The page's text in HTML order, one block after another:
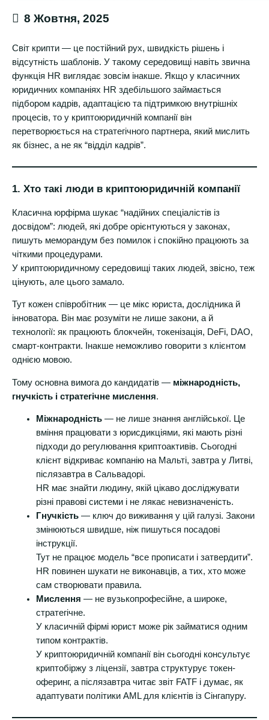
8 Жовтня, 2025
Світ крипти — це постійний рух, швидкість рішень і
відсутність шаблонів. У такому середовищі навіть звична
функція HR виглядає зовсім інакше. Якщо у класичних
юридичних компаніях HR здебільшого займається
підбором кадрів, адаптацією та підтримкою внутрішніх
процесів, то у криптоюридичній компанії він
перетворюється на стратегічного партнера, який мислить
як бізнес, а не як “відділ кадрів”.
1. Хто такі люди в криптоюридичній компанії
Класична юрфірма шукає “надійних спеціалістів із
досвідом”: людей, які добре орієнтуються у законах,
пишуть меморандум без помилок і спокійно працюють за
чіткими процедурами.
У криптоюридичному середовищі таких людей, звісно, теж
цінують, але цього замало.
Тут кожен співробітник — це мікс юриста, дослідника й
інноватора. Він має розуміти не лише закони, а й
технології: як працюють блокчейн, токенізація, DeFi, DAO,
смарт-контракти. Інакше неможливо говорити з клієнтом
однією мовою.
Тому основна вимога до кандидатів — міжнародність,
гнучкість і стратегічне мислення.
Міжнародність — не лише знання англійської. Це
вміння працювати з юрисдикціями, які мають різні
підходи до регулювання криптоактивів. Сьогодні
клієнт відкриває компанію на Мальті, завтра у Литві,
післязавтра в Сальвадорі.
HR має знайти людину, якій цікаво досліджувати
різні правові системи і не лякає невизначеність.
Гнучкість — ключ до виживання у цій галузі. Закони
змінюються швидше, ніж пишуться посадові
інструкції.
Тут не працює модель “все прописати і затвердити”.
HR повинен шукати не виконавців, а тих, хто може
сам створювати правила.
Мислення — не вузькопрофесійне, а широке,
стратегічне.
У класичній фірмі юрист може рік займатися одним
типом контрактів.
У криптоюридичній компанії він сьогодні консультує
криптобіржу з ліцензії, завтра структурує токен-
оферинг, а післязавтра читає звіт FATF і думає, як
адаптувати політики AML для клієнтів із Сінгапуру.